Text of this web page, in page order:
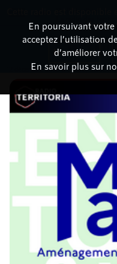
12 décembre 2023à 10h00, durée :
En poursuivant
acceptez l’utilisation
d’améliorer
En savoir plus sur
Non merci